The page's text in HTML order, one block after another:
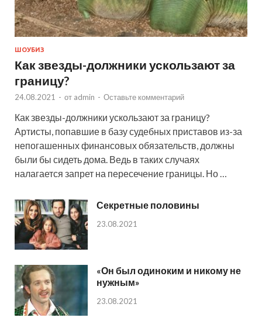
ШОУБИЗ
Как звезды-должники ускользают за
границу?
24.08.2021 - от admin - Оставьте комментарий
Как звезды-должники ускользают за границу?
Артисты, попавшие в базу судебных приставов из-за
непогашенных финансовых обязательств, должны
были бы сидеть дома. Ведь в таких случаях
налагается запрет на пересечение границы. Но …
Секретные половины
23.08.2021
«Он был одиноким и никому не
нужным»
23.08.2021